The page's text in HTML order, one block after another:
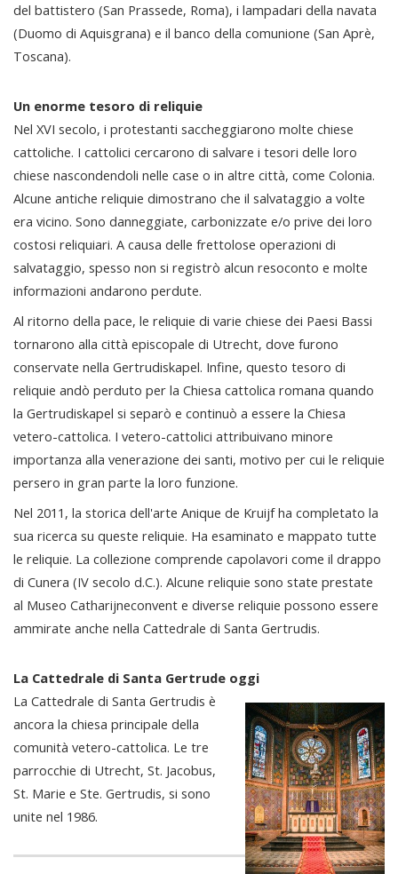
del battistero (San Prassede, Roma), i lampadari della navata
(Duomo di Aquisgrana) e il banco della comunione (San Aprè,
Toscana).
Un enorme tesoro di reliquie
Nel XVI secolo, i protestanti saccheggiarono molte chiese
cattoliche. I cattolici cercarono di salvare i tesori delle loro
chiese nascondendoli nelle case o in altre città, come Colonia.
Alcune antiche reliquie dimostrano che il salvataggio a volte
era vicino. Sono danneggiate, carbonizzate e/o prive dei loro
costosi reliquiari. A causa delle frettolose operazioni di
salvataggio, spesso non si registrò alcun resoconto e molte
informazioni andarono perdute.
Al ritorno della pace, le reliquie di varie chiese dei Paesi Bassi
tornarono alla città episcopale di Utrecht, dove furono
conservate nella Gertrudiskapel. Infine, questo tesoro di
reliquie andò perduto per la Chiesa cattolica romana quando
la Gertrudiskapel si separò e continuò a essere la Chiesa
vetero-cattolica. I vetero-cattolici attribuivano minore
importanza alla venerazione dei santi, motivo per cui le reliquie
persero in gran parte la loro funzione.
Nel 2011, la storica dell'arte Anique de Kruijf ha completato la
sua ricerca su queste reliquie. Ha esaminato e mappato tutte
le reliquie. La collezione comprende capolavori come il drappo
di Cunera (IV secolo d.C.). Alcune reliquie sono state prestate
al Museo Catharijneconvent e diverse reliquie possono essere
ammirate anche nella Cattedrale di Santa Gertrudis.
La Cattedrale di Santa Gertrude oggi
La Cattedrale di Santa Gertrudis è
ancora la chiesa principale della
comunità vetero-cattolica. Le tre
parrocchie di Utrecht, St. Jacobus,
St. Marie e Ste. Gertrudis, si sono
unite nel 1986.